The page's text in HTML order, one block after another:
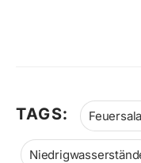
TAGS: